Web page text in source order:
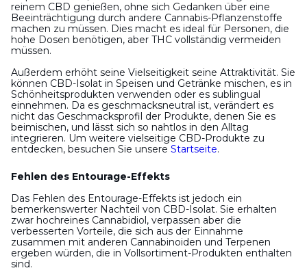
reinem CBD genießen, ohne sich Gedanken über eine
Beeinträchtigung durch andere Cannabis-Pflanzenstoffe
machen zu müssen. Dies macht es ideal für Personen, die
hohe Dosen benötigen, aber THC vollständig vermeiden
müssen.
Außerdem erhöht seine Vielseitigkeit seine Attraktivität. Sie
können CBD-Isolat in Speisen und Getränke mischen, es in
Schönheitsprodukten verwenden oder es sublingual
einnehmen. Da es geschmacksneutral ist, verändert es
nicht das Geschmacksprofil der Produkte, denen Sie es
beimischen, und lässt sich so nahtlos in den Alltag
integrieren. Um weitere vielseitige CBD-Produkte zu
entdecken, besuchen Sie unsere Startseite.
Fehlen des Entourage-Effekts
Das Fehlen des Entourage-Effekts ist jedoch ein
bemerkenswerter Nachteil von CBD-Isolat. Sie erhalten
zwar hochreines Cannabidiol, verpassen aber die
verbesserten Vorteile, die sich aus der Einnahme
zusammen mit anderen Cannabinoiden und Terpenen
ergeben würden, die in Vollsortiment-Produkten enthalten
sind.